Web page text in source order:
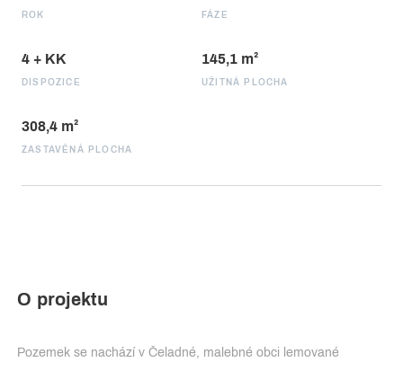
ROK FÁZE
4 + KK
DISPOZICE
145,1 m²
UŽITNÁ PLOCHA
308,4 m²
ZASTAVĚNÁ PLOCHA
O projektu
Pozemek se nachází v Čeladné, malebné obci lemované